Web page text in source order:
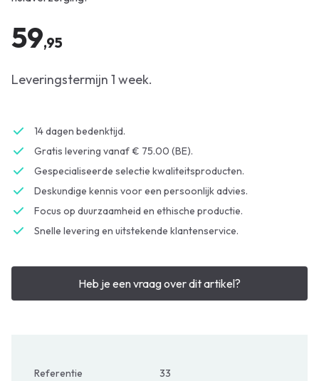
59,95
Leveringstermijn 1 week.
14 dagen bedenktijd.
Gratis levering vanaf € 75.00 (BE).
Gespecialiseerde selectie kwaliteitsproducten.
Deskundige kennis voor een persoonlijk advies.
Focus op duurzaamheid en ethische productie.
Snelle levering en uitstekende klantenservice.
Heb je een vraag over dit artikel?
Referentie 33